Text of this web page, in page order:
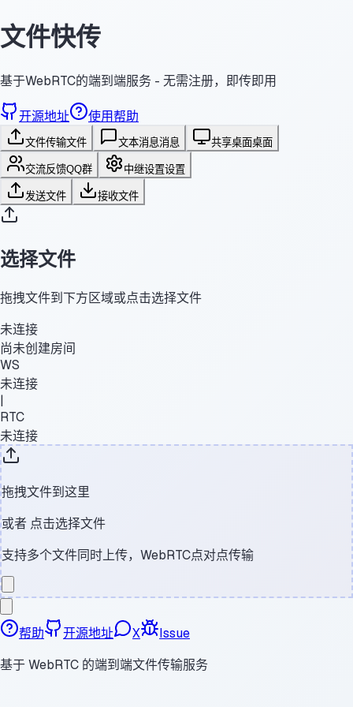
文件快传
基于WebRTC的端到端服务 - 无需注册，即传即用
开源地址 使用帮助
文件传输文件 文本消息消息 共享桌面桌面
交流反馈QQ群 中继设置设置
发送文件 接收文件
选择文件
拖拽文件到下方区域或点击选择文件
未连接
尚未创建房间
WS
未连接
|
RTC
未连接
拖拽文件到这里
或者 点击选择文件
支持多个文件同时上传，WebRTC点对点传输
帮助 开源地址 X
Issue
基于 WebRTC 的端到端文件传输服务